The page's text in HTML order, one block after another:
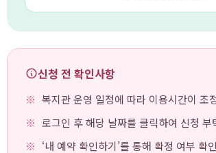
신청 전 확인사항
복지관 운영 일정에 따라 이용시간이 조
로그인 후 해당 날짜를 클릭하여 신청 부
‘내 예약 확인하기’를 통해 확정 여부 확